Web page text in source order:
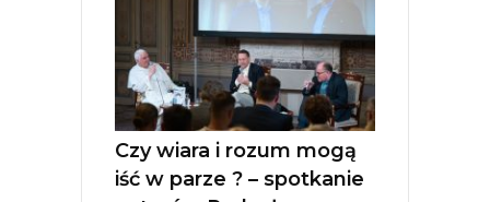
Czy wiara i rozum mogą
iść w parze ? – spotkanie